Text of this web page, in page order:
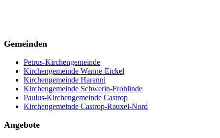
Gemeinden
Petrus-Kirchengemeinde
Kirchengemeinde Wanne-Eickel
Kirchengemeinde Haranni
Kirchengemeinde Schwerin-Frohlinde
Paulus-Kirchengemeinde Castrop
Kirchengemeinde Castrop-Rauxel-Nord
Angebote